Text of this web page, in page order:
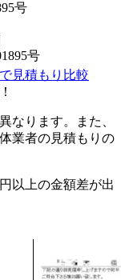
号
号
見積もり比較
なります。また、
業者の見積もりの
以上の金額差が出